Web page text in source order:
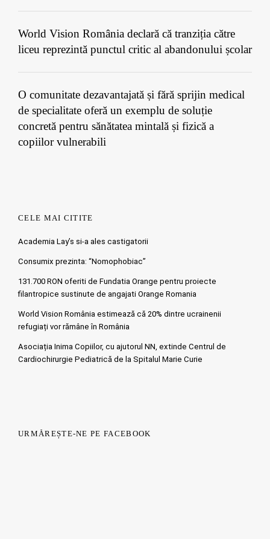
World Vision România declară că tranziția către
liceu reprezintă punctul critic al abandonului școlar
O comunitate dezavantajată și fără sprijin medical
de specialitate oferă un exemplu de soluție
concretă pentru sănătatea mintală și fizică a
copiilor vulnerabili
CELE MAI CITITE
Academia Lay’s si-a ales castigatorii
Consumix prezinta: “Nomophobiac”
131.700 RON oferiti de Fundatia Orange pentru proiecte
filantropice sustinute de angajati Orange Romania
World Vision România estimează că 20% dintre ucrainenii
refugiați vor rămâne în România
Asociația Inima Copiilor, cu ajutorul NN, extinde Centrul de
Cardiochirurgie Pediatrică de la Spitalul Marie Curie
URMĂREȘTE-NE PE FACEBOOK